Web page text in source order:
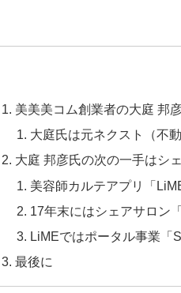
美美美コム創業者の大庭 邦
大庭氏は元ネクスト（不
大庭 邦彦氏の次の一手はシ
美容師カルテアプリ「
17年末にはシェアサロン
LiMEではポータル事業「
最後に